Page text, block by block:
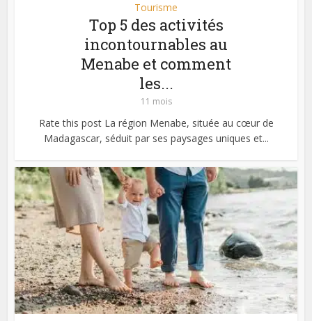
Tourisme
Top 5 des activités
incontournables au
Menabe et comment
les...
11 mois
Rate this post La région Menabe, située au cœur de
Madagascar, séduit par ses paysages uniques et...